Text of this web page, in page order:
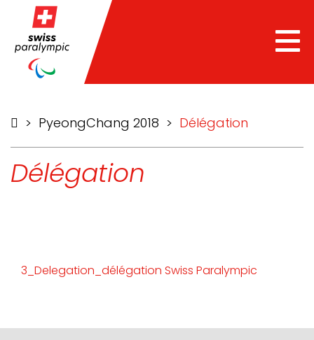
> PyeongChang 2018 > Délégation
Délégation
3_Delegation_délégation Swiss Paralympic